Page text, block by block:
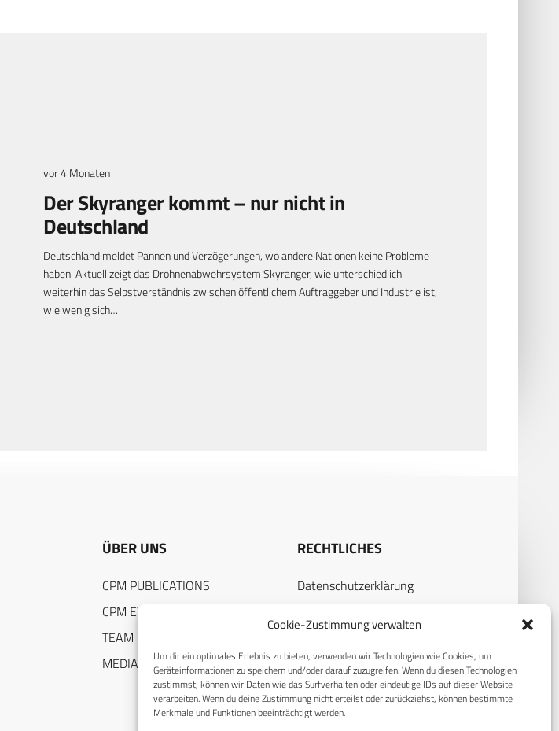
Cookie-Zustimmung verwalten
Um dir ein optimales Erlebnis zu bieten, verwenden wir Technologien wie Cookies, um
Geräteinformationen zu speichern und/oder darauf zuzugreifen. Wenn du diesen Technologien
zustimmst, können wir Daten wie das Surfverhalten oder eindeutige IDs auf dieser Website
verarbeiten. Wenn du deine Zustimmung nicht erteilst oder zurückziehst, können bestimmte
Merkmale und Funktionen beeinträchtigt werden.
vor 4 Monaten
Der Skyranger kommt – nur nicht in
Deutschland
Deutschland meldet Pannen und Verzögerungen, wo andere Nationen keine Probleme
haben. Aktuell zeigt das Drohnenabwehrsystem Skyranger, wie unterschiedlich
weiterhin das Selbstverständnis zwischen öffentlichem Auftraggeber und Industrie ist,
wie wenig sich…
ÜBER UNS
CPM PUBLICATIONS
CPM EVENTS
TEAM
MEDIADATEN
RECHTLICHES
Datenschutzerklärung
Compliance
Impressum